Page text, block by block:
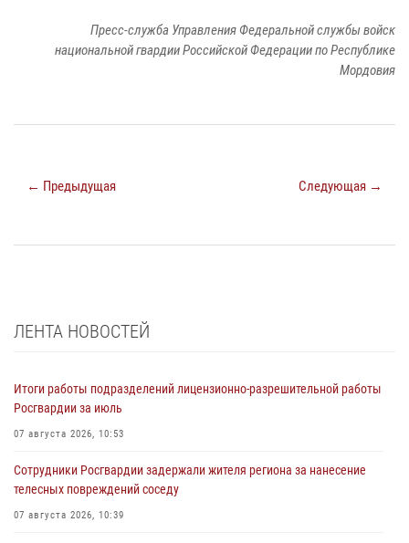
Пресс-служба Управления Федеральной службы войск
национальной гвардии Российской Федерации по Республике
Мордовия
← Предыдущая Следующая →
ЛЕНТА НОВОСТЕЙ
Итоги работы подразделений лицензионно-разрешительной работы
Росгвардии за июль
07 августа 2026, 10:53
Сотрудники Росгвардии задержали жителя региона за нанесение
телесных повреждений соседу
07 августа 2026, 10:39